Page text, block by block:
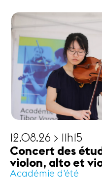
12.08.26 > 11h15
Concert des
violon, alto et
Académie d'été